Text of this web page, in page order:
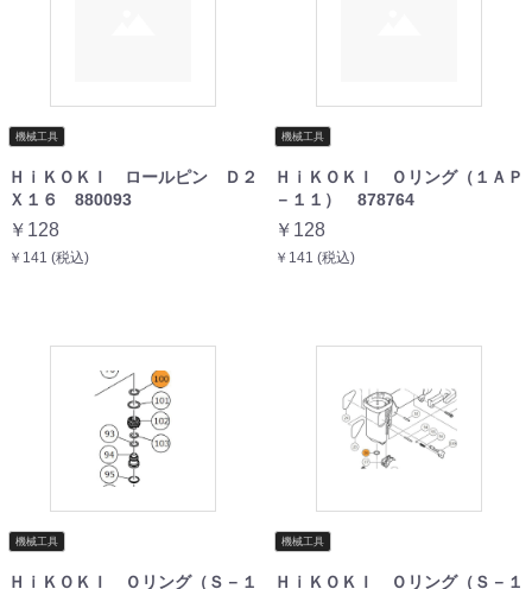
機械工具
ＨｉＫＯＫＩ ロールピン Ｄ２
Ｘ１６ 880093
￥128
￥141 (税込)
機械工具
ＨｉＫＯＫＩ Ｏリング（１ＡＰ
－１１） 878764
￥128
￥141 (税込)
機械工具
ＨｉＫＯＫＩ Ｏリング（Ｓ－１
機械工具
ＨｉＫＯＫＩ Ｏリング（Ｓ－１